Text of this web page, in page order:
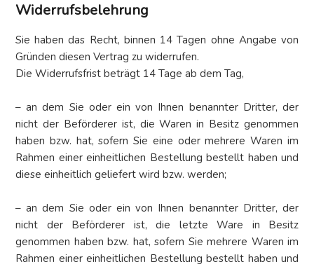
Widerrufsbelehrung
Sie haben das Recht, binnen 14 Tagen ohne Angabe von
Gründen diesen Vertrag zu widerrufen.
Die Widerrufsfrist beträgt 14 Tage ab dem Tag,
– an dem Sie oder ein von Ihnen benannter Dritter, der
nicht der Beförderer ist, die Waren in Besitz genommen
haben bzw. hat, sofern Sie eine oder mehrere Waren im
Rahmen einer einheitlichen Bestellung bestellt haben und
diese einheitlich geliefert wird bzw. werden;
– an dem Sie oder ein von Ihnen benannter Dritter, der
nicht der Beförderer ist, die letzte Ware in Besitz
genommen haben bzw. hat, sofern Sie mehrere Waren im
Rahmen einer einheitlichen Bestellung bestellt haben und